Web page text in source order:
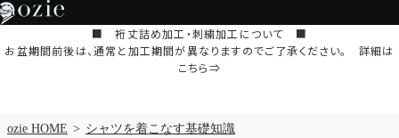
■ 裄丈詰め加工・刺繍加工について ■
お盆期間前後は、通常と加工期間が異なりますのでご了承ください。 詳細は
こちら⇒
ozie HOME
シャツを着こなす基礎知識